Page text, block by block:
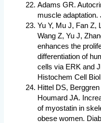
Adams GR.
muscle adaptation.
Yu Y, Mu J, Fan Z,
Wang Z, Yu J,
enhances the
differentiation of
cells via ERK and
Histochem Cell
Hittel DS,
Houmard JA.
of myostatin in
obese women.